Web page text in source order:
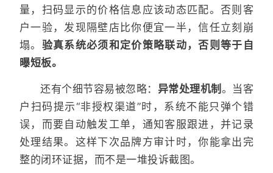
量，扫码显示的价格信息应该动态匹配。否则客
户一验，发现隔壁店比你便宜一半，信任立刻崩
塌。 验真系统必须和定价策略联动，否则等于自
曝短板。
还有个细节容易被忽略： 异常处理机制 。当客
户扫码提示“非授权渠道”时，系统不能只弹个错
误，而要自动触发工单，通知客服跟进，并记录
处理结果。这样下次品牌方审计时，你能拿出完
整的闭环证据，而不是一堆投诉截图。